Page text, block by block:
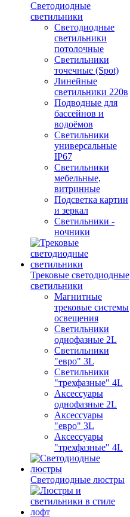
Светодиодные
светильники
Светодиодные
светильники
потолочные
Светильники
точечные (Spot)
Линейные
светильники 220в
Подводные для
бассейнов и
водоёмов
Светильники
универсальные
IP67
Светильники
мебельные,
витринные
Подсветка картин
и зеркал
Светильники -
ночники
Трековые светодиодные
светильники
Магнитные
трековые системы
освещения
Светильники
однофазные 2L
Светильники
"евро" 3L
Светильники
"трехфазные" 4L
Аксессуары
однофазные 2L
Аксессуары
"евро" 3L
Аксессуары
"трехфазные" 4L
Светодиодные люстры